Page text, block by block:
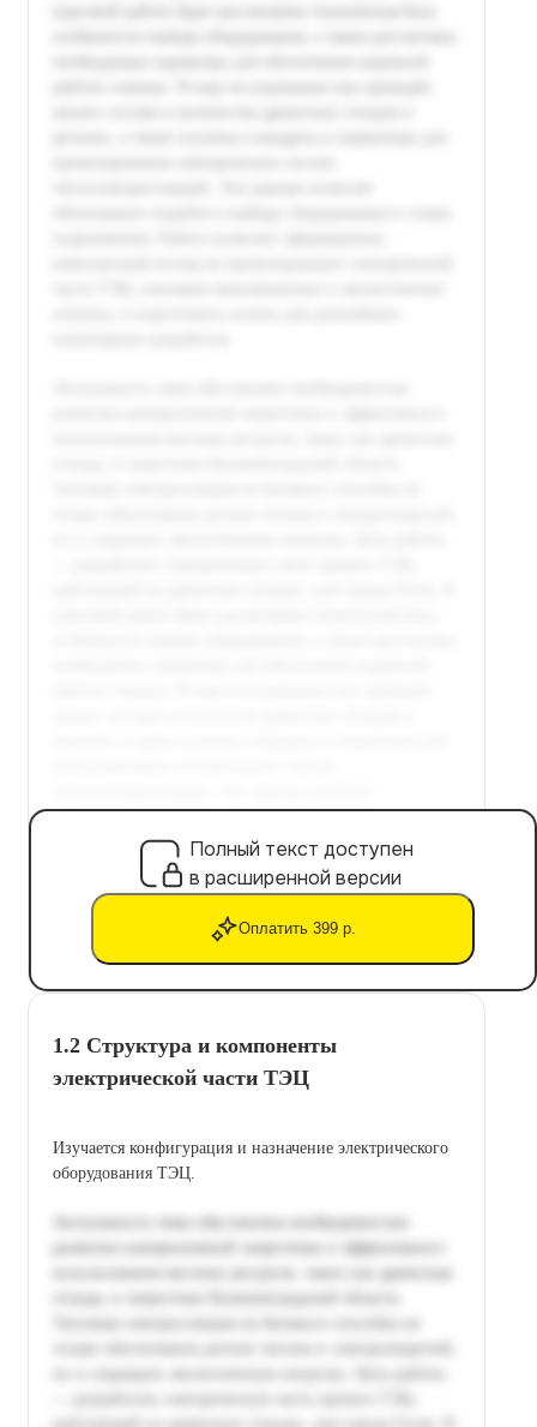
Полный текст доступен
в расширенной версии
Оплатить 399 р.
1.2 Структура и компоненты
электрической части ТЭЦ
Изучается конфигурация и назначение электрического
оборудования ТЭЦ.